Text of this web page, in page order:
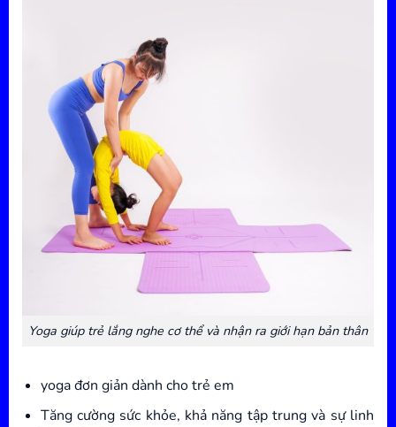
Yoga giúp trẻ lắng nghe cơ thể và nhận ra giới hạn bản thân
yoga đơn giản dành cho trẻ em
Tăng cường sức khỏe, khả năng tập trung và sự linh